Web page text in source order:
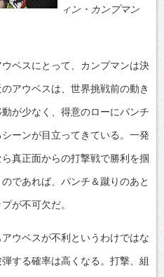
ィン・カンプマン
ベスにとって、カンプマンは決
アウベスは、世界挑戦前の動き
が少なく、得意のローにパンチ
ーンが目立ってきている。一発
真正面からの打撃戦で勝利を掴
であれば、パンチ＆蹴りのあと
が不可欠だ。
ウベスが不利というわけではな
する確率は高くなる。打撃、組